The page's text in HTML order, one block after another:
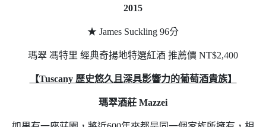
2015
★ James Suckling 96分
瑪翠 馮特里 經典奇揚地特選紅酒 推薦價 NT$2,400
【Tuscany 歷史悠久且深具影響力的葡萄酒貴族】
瑪翠酒莊 Mazzei